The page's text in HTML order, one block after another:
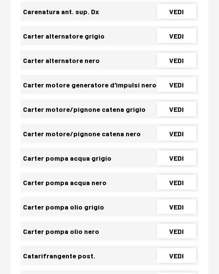
Carenatura ant. sup. Dx VEDI
Carter alternatore grigio VEDI
Carter alternatore nero VEDI
Carter motore generatore d'impulsi nero VEDI
Carter motore/pignone catena grigio VEDI
Carter motore/pignone catena nero VEDI
Carter pompa acqua grigio VEDI
Carter pompa acqua nero VEDI
Carter pompa olio grigio VEDI
Carter pompa olio nero VEDI
Catarifrangente post. VEDI